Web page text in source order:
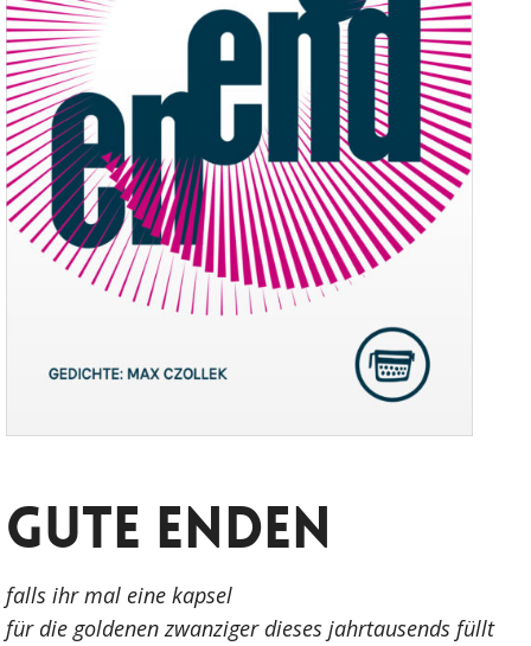
Gute Enden
falls ihr mal eine kapsel
für die goldenen zwanziger dieses jahrtausends füllt